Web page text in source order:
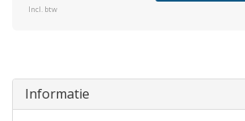
Incl. btw
Informatie